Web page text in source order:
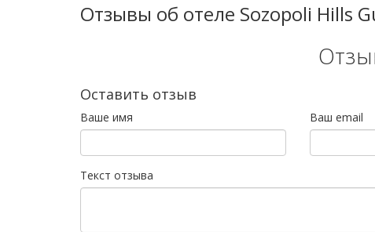
Отзывы об отеле Sozopoli Hills
Оставить отзыв
Ваше имя Ваш email
Текст отзыва